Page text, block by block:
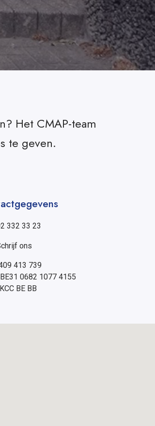
Het CMAP-team
te geven.
332 33 23
ons
413 739
BE31 0682 1077 4155
BE BB